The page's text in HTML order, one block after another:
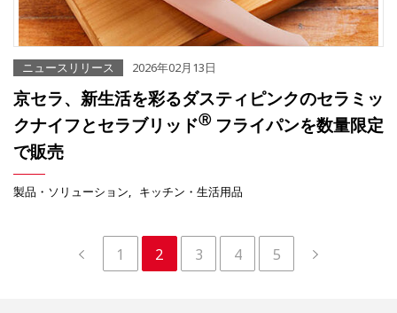
ニュースリリース 2026年02月13日
京セラ、新生活を彩るダスティピンクのセラミッ
クナイフとセラブリッドⓇフライパンを数量限定
で販売
製品・ソリューション キッチン・生活用品
1 2 3 4 5